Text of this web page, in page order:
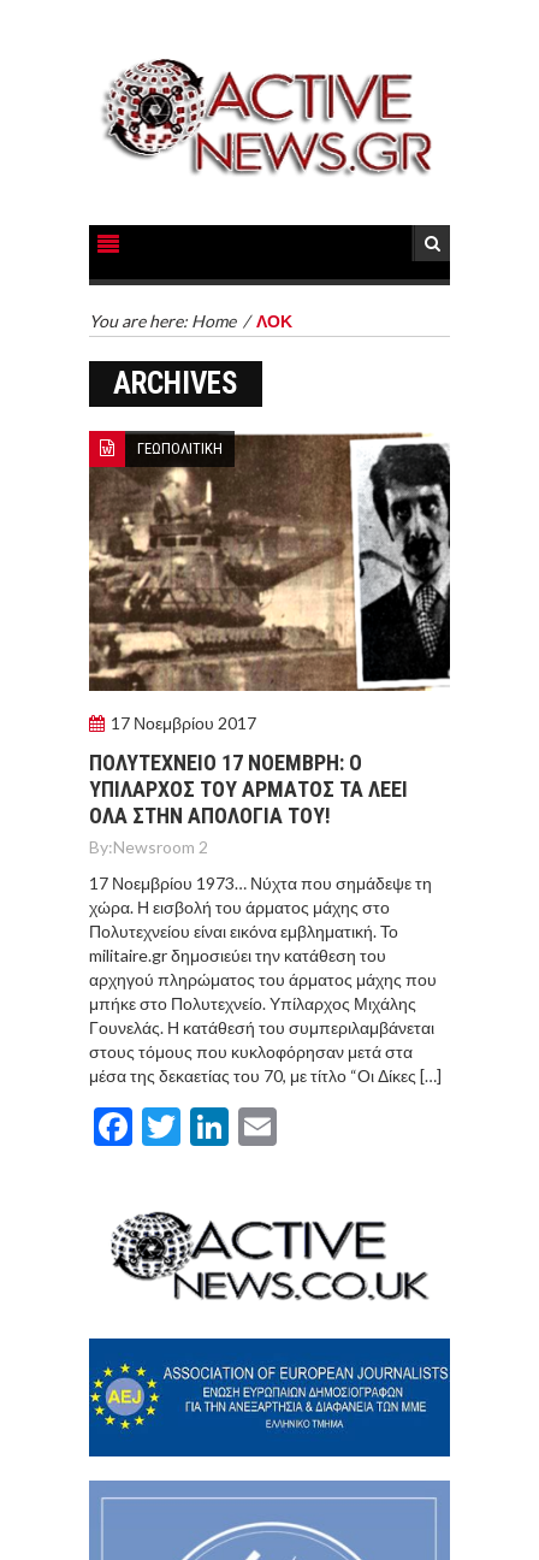
You are here: Home /ΛΟΚ
ARCHIVES
ΓΕΩΠΟΛΙΤΙΚΗ
17 Νοεμβρίου 2017
ΠΟΛΥΤΕΧΝΕΙΟ 17 ΝΟΕΜΒΡΗ: Ο
ΥΠΙΛΑΡΧΟΣ ΤΟΥ ΑΡΜΑΤΟΣ ΤΑ ΛΕΕΙ
ΟΛΑ ΣΤΗΝ ΑΠΟΛΟΓΙΑ ΤΟΥ!
By:Newsroom 2
17 Νοεμβρίου 1973… Νύχτα που σημάδεψε τη
χώρα. Η εισβολή του άρματος μάχης στο
Πολυτεχνείου είναι εικόνα εμβληματική. Το
militaire.gr δημοσιεύει την κατάθεση του
αρχηγού πληρώματος του άρματος μάχης που
μπήκε στο Πολυτεχνείο. Υπίλαρχος Μιχάλης
Γουνελάς. Η κατάθεσή του συμπεριλαμβάνεται
στους τόμους που κυκλοφόρησαν μετά στα
μέσα της δεκαετίας του 70, με τίτλο “Οι Δίκες […]
Facebook
TwitterLinkedIn